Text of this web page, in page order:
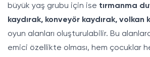
büyük yaş grubu için ise tırmanma
kaydırak, konveyör kaydırak, volkan
oyun alanları oluşturulabilir. Bu
emici özellikte olması, hem çocuklar